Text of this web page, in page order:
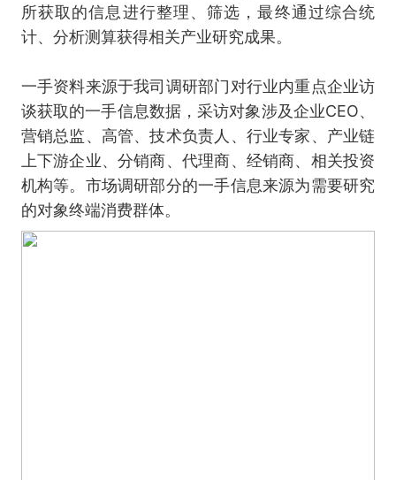
所获取的信息进行整理、筛选，最终通过综合统
计、分析测算获得相关产业研究成果。
一手资料来源于我司调研部门对行业内重点企业访
谈获取的一手信息数据，采访对象涉及企业CEO、
营销总监、高管、技术负责人、行业专家、产业链
上下游企业、分销商、代理商、经销商、相关投资
机构等。市场调研部分的一手信息来源为需要研究
的对象终端消费群体。